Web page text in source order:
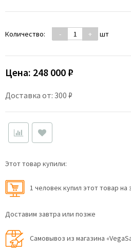
Количество: - + шт
Цена: 248 000 ₽
Доставка от: 300 ₽
Этот товар купили:
1 человек купил этот товар на
Доставим завтра или позже
Самовывоз из магазина